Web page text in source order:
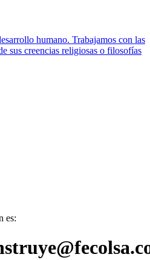
humano. Trabajamos con las
sus creencias religiosas o filosofías
es: